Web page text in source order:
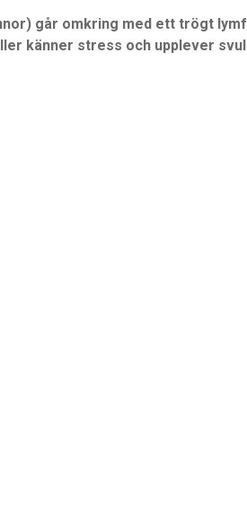
går omkring med ett trögt
känner stress och upplever